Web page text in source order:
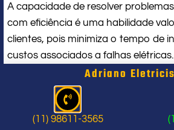
A capacidade de resolver
com eficiência é uma habilidade
clientes, pois minimiza o tempo de
custos associados a falhas elétricas.
Como um eletricista
estabelece seus preços
Adriano
(11) 98611-3565